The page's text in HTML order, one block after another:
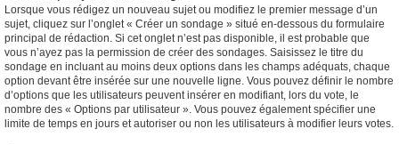
Lorsque vous rédigez un nouveau sujet ou modifiez le premier message d’un
sujet, cliquez sur l’onglet « Créer un sondage » situé en-dessous du formulaire
principal de rédaction. Si cet onglet n’est pas disponible, il est probable que
vous n’ayez pas la permission de créer des sondages. Saisissez le titre du
sondage en incluant au moins deux options dans les champs adéquats, chaque
option devant être insérée sur une nouvelle ligne. Vous pouvez définir le nombre
d’options que les utilisateurs peuvent insérer en modifiant, lors du vote, le
nombre des « Options par utilisateur ». Vous pouvez également spécifier une
limite de temps en jours et autoriser ou non les utilisateurs à modifier leurs votes.